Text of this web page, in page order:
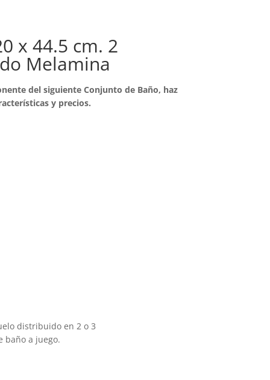
x 44.5 cm. 2
Melamina
del siguiente Conjunto de Baño, haz
y precios.
distribuido en 2 o 3
baño a juego.